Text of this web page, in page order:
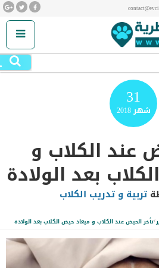
31
شهر2018
عند الكلاب و
بعد الولادة
تربية و تدريب الكلاب
/تأخر الحيض عند الكلاب و ميعاد حيض الكلاب بعد الولادة